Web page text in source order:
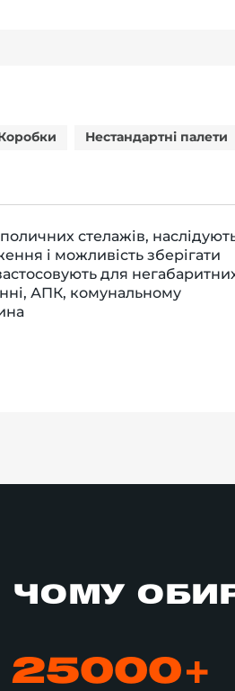
Нестандартні палети
стелажів,
і можливість зберігати
для
АПК, комунальному
ЧОМУ
25000+